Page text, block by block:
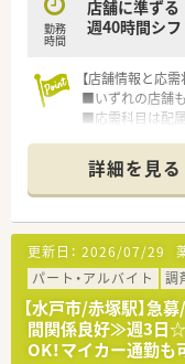
勤務
時間
店舗に準ずる
週40時間シフ
【店舗情報と応需
■いずれの店舗
■応需科目は配
■処方箋枚数や
を積めます。
【募集背景と求
■水戸市内店舗
方を募集します。
■将来的に管理
ます。
■調剤経験が1年
れば未経験でも
詳細を見る
更新日： 2026/07/29
パート・アルバイト
調
【水戸市/赤塚駅】急
間関係良好≫週3日
OK！マイカー通勤